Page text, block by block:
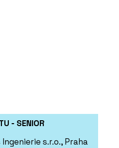
- SENIOR
s.r.o., Praha